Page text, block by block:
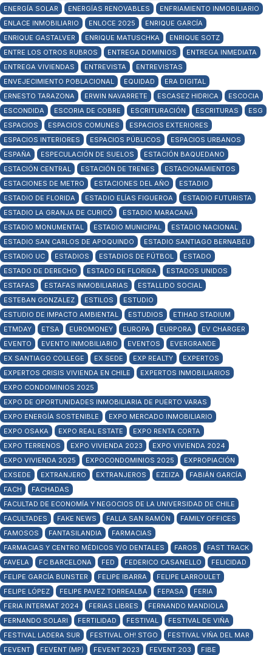
ENERGÍA SOLAR
ENERGÍAS RENOVABLES
ENFRIAMIENTO INMOBILIARIO
ENLACE INMOBILIARIO
ENLOCE 2025
ENRIQUE GARCÍA
ENRIQUE GASTALVER
ENRIQUE MATUSCHKA
ENRIQUE SOTZ
ENTRE LOS OTROS RUBROS
ENTREGA DOMINIOS
ENTREGA INMEDIATA
ENTREGA VIVIENDAS
ENTREVISTA
ENTREVISTAS
ENVEJECIMIENTO POBLACIONAL
EQUIDAD
ERA DIGITAL
ERNESTO TARAZONA
ERWIN NAVARRETE ESCASEZ HIDRICA
ESCOCIA
ESCONDIDA
ESCORIA DE COBRE ESCRITURACIÓN ESCRITURAS
ESG
ESPACIOS
ESPACIOS COMUNES
ESPACIOS EXTERIORES
ESPACIOS INTERIORES
ESPACIOS PÚBLICOS
ESPACIOS URBANOS
ESPAÑA
ESPECULACIÓN DE SUELOS
ESTACIÓN BAQUEDANO
ESTACIÓN CENTRAL
ESTACIÓN DE TRENES
ESTACIONAMIENTOS
ESTACIONES DE METRO
ESTACIONES DEL AÑO
ESTADIO
ESTADIO DE FLORIDA
ESTADIO ELÍAS FIGUEROA
ESTADIO FUTURISTA
ESTADIO LA GRANJA DE CURICÓ
ESTADIO MARACANÁ
ESTADIO MONUMENTAL
ESTADIO MUNICIPAL
ESTADIO NACIONAL
ESTADIO SAN CARLOS DE APOQUINDO
ESTADIO SANTIAGO BERNABÉU
ESTADIO UC
ESTADIOS ESTADIOS DE FÚTBOL
ESTADO
ESTADO DE DERECHO
ESTADO DE FLORIDA
ESTADOS UNIDOS
ESTAFAS
ESTAFAS INMOBILIARIAS
ESTALLIDO SOCIAL
ESTEBAN GONZALEZ
ESTILOS
ESTUDIO
ESTUDIO DE IMPACTO AMBIENTAL
ESTUDIOS
ETIHAD STADIUM
ETMDAY
ETSA EUROMONEY EUROPA EURPORA
EV CHARGER
EVENTO
EVENTO INMOBILIARIO EVENTOS
EVERGRANDE
EX SANTIAGO COLLEGE
EX SEDE EXP REALTY
EXPERTOS
EXPERTOS CRISIS VIVIENDA EN CHILE
EXPERTOS INMOBILIARIOS
EXPO CONDOMINIOS 2025
EXPO DE OPORTUNIDADES INMOBILIARIA DE PUERTO VARAS
EXPO ENERGÍA SOSTENIBLE
EXPO MERCADO INMOBILIARIO
EXPO OSAKA
EXPO REAL ESTATE
EXPO RENTA CORTA
EXPO TERRENOS
EXPO VIVIENDA 2023
EXPO VIVIENDA 2024
EXPO VIVIENDA 2025
EXPOCONDOMINIOS 2025
EXPROPIACIÓN
EXSEDE
EXTRANJERO EXTRANJEROS EZEIZA
FABIÁN GARCÍA
FACH
FACHADAS
FACULTAD DE ECONOMÍA Y NEGOCIOS DE LA UNIVERSIDAD DE CHILE
FACULTADES
FAKE NEWS FALLA SAN RAMÓN
FAMILY OFFICES
FAMOSOS
FANTASILANDIA
FARMACIAS
FARMACIAS Y CENTRO MÉDICOS Y/O DENTALES
FAROS
FAST TRACK
FAVELA
FC BARCELONA FED FEDERICO CASANELLO
FELICIDAD
FELIPE GARCÍA BUNSTER
FELIPE IBARRA
FELIPE LARROULET
FELIPE LÓPEZ
FELIPE PAVEZ TORREALBA FEPASA
FERIA
FERIA INTERMAT 2024
FERIAS LIBRES
FERNANDO MANDIOLA
FERNANDO SOLARI
FERTILIDAD FESTIVAL
FESTIVAL DE VIÑA
FESTIVAL LADERA SUR
FESTIVAL OH! STGO
FESTIVAL VIÑA DEL MAR
FEVENT
FEVENT (MP) FEVENT 2023 FEVENT 203
FIBE